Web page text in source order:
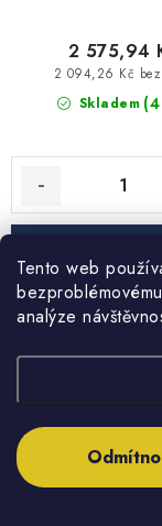
Tento web
analýze
Skladem
2 094,26 Kč bez
2 575,94
Třícestný